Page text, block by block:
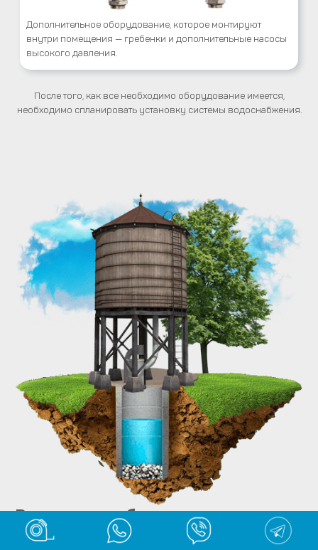
Дополнительное оборудование, которое монтируют
внутри помещения — гребенки и дополнительные насосы
высокого давления.
После того, как все необходимо оборудование имеется,
необходимо спланировать установку системы водоснабжения.
Разводка труб от центрального
водопровода